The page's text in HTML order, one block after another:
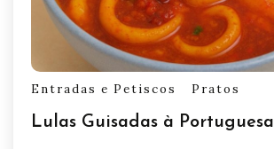
Entradas e Petiscos Pratos
Lulas Guisadas à Portuguesa